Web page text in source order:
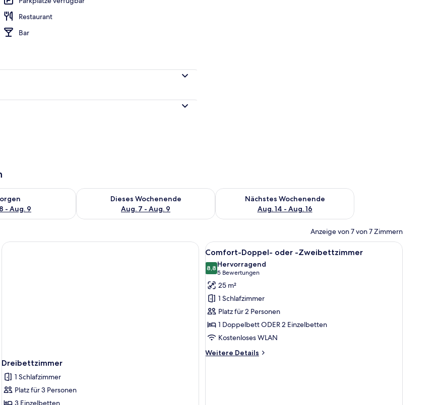
Restaurant
Bar
8.
- Aug. 9
für morgen, Aug. 8 - Aug. 9.
Dieses Wochenende
Aug. 7 - Aug. 9
Überprüfe die Verfügbarkeit für dieses Wochenende, Aug. 7 - Aug. 9.
Nächstes Wochenende
Aug. 14 - Aug. 16
Überprüfe die Verfügbarkeit für nächstes Wochenende, Aug.
Anzeige von 7 von 7 Zimmern
Lampe, Stuhl und Fenster.
Dreibettzimmer
1 Schlafzimmer
Platz für 3 Personen
3 Einzelbetten
Alle
Fotos
für
Comfort-
Doppel-
oder
-
Zweibettzimmer
anzeigen
Ein Doppelbett mit weißer und
14
Comfort-Doppel- oder -Zweibettzimmer
8,88,8 von 10
Hervorragend
5 Bewertungen
(5
Bewertungen)
25 m²
1 Schlafzimmer
Platz für 2 Personen
1 Doppelbett ODER 2 Einzelbetten
Kostenloses WLAN
Weitere Details
Weitere